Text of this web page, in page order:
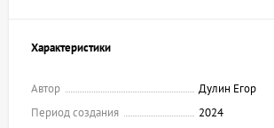
Характеристики
Автор
Дулин Егор
Период создания
2024